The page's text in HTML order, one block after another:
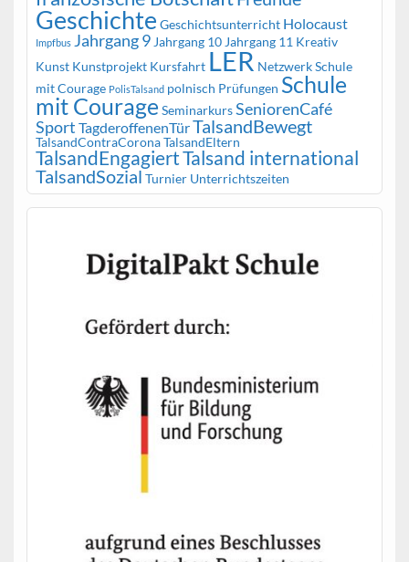
Geschichte Geschichtsunterricht Holocaust
Impfbus Jahrgang 9 Jahrgang 10 Jahrgang 11 Kreativ
Kunst Kunstprojekt Kursfahrt LER Netzwerk Schule
mit Courage PolisTalsand polnisch Prüfungen Schule
mit Courage SeminarkursSeniorenCafé
Sport TagderoffenenTürTalsandBewegt
TalsandContraCoronaTalsandEltern
TalsandEngagiertTalsand international
TalsandSozial Turnier Unterrichtszeiten